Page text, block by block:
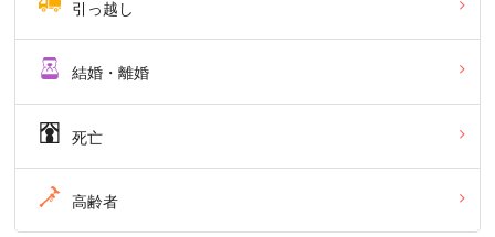
引っ越し
結婚・離婚
死亡
高齢者